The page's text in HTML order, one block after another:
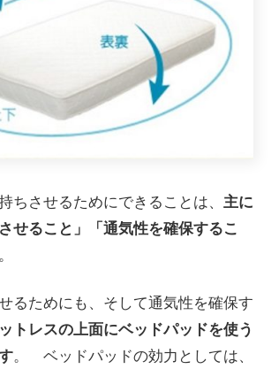
ちさせるためにできることは、 主に
せること」「通気性を確保するこ
るためにも、そして通気性を確保す
トレスの上面にベッドパッドを使う
。 ベッドパッドの効力としては、